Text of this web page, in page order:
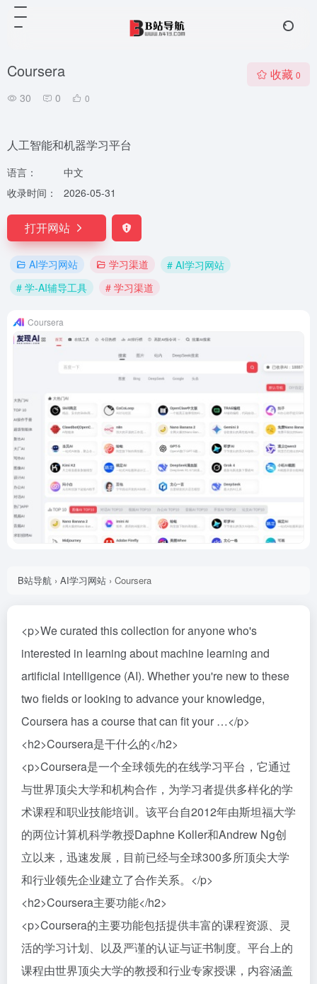
Coursera
30 0 0
收藏 0
人工智能和机器学习平台
语言：
中文
收录时间：
2026-05-31
打开网站
AI学习网站 学习渠道
# AI学习网站
# 学-AI辅导工具
# 学习渠道
Coursera
B站导航 › AI学习网站 › Coursera
<p>We curated this collection for anyone who's
interested in learning about machine learning and
artificial intelligence (AI). Whether you're new to these
two fields or looking to advance your knowledge,
Coursera has a course that can fit your …</p>
<h2>Coursera是干什么的</h2>
<p>Coursera是一个全球领先的在线学习平台，它通过
与世界顶尖大学和机构合作，为学习者提供多样化的学
术课程和职业技能培训。该平台自2012年由斯坦福大学
的两位计算机科学教授Daphne Koller和Andrew Ng创
立以来，迅速发展，目前已经与全球300多所顶尖大学
和行业领先企业建立了合作关系。</p>
<h2>Coursera主要功能</h2>
<p>Coursera的主要功能包括提供丰富的课程资源、灵
活的学习计划、以及严谨的认证与证书制度。平台上的
课程由世界顶尖大学的教授和行业专家授课，内容涵盖